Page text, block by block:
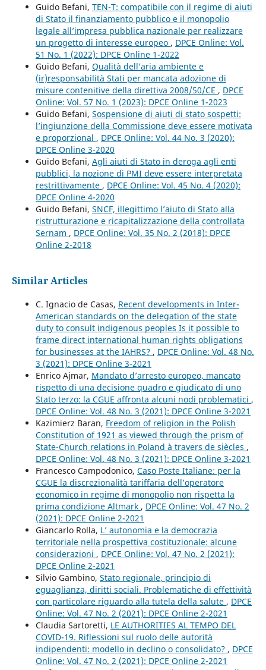
Guido Befani, TEN-T: compatibile con il regime di aiuti
di Stato il finanziamento pubblico e il monopolio
legale all’impresa pubblica nazionale per realizzare
un progetto di interesse europeo , DPCE Online: Vol.
51 No. 1 (2022): DPCE Online 1-2022
Guido Befani, Qualità dell’aria ambiente e
(ir)responsabilità Stati per mancata adozione di
misure contenitive della direttiva 2008/50/CE , DPCE
Online: Vol. 57 No. 1 (2023): DPCE Online 1-2023
Guido Befani, Sospensione di aiuti di stato sospetti:
l’ingiunzione della Commissione deve essere motivata
e proporzional , DPCE Online: Vol. 44 No. 3 (2020):
DPCE Online 3-2020
Guido Befani, Agli aiuti di Stato in deroga agli enti
pubblici, la nozione di PMI deve essere interpretata
restrittivamente , DPCE Online: Vol. 45 No. 4 (2020):
DPCE Online 4-2020
Guido Befani, SNCF, illegittimo l’aiuto di Stato alla
ristrutturazione e ricapitalizzazione della controllata
Sernam , DPCE Online: Vol. 35 No. 2 (2018): DPCE
Online 2-2018
Similar Articles
C. Ignacio de Casas, Recent developments in Inter-
American standards on the delegation of the state
duty to consult indigenous peoples Is it possible to
frame direct international human rights obligations
for businesses at the IAHRS? , DPCE Online: Vol. 48 No.
3 (2021): DPCE Online 3-2021
Enrico Ajmar, Mandato d’arresto europeo, mancato
rispetto di una decisione quadro e giudicato di uno
Stato terzo: la CGUE affronta alcuni nodi problematici ,
DPCE Online: Vol. 48 No. 3 (2021): DPCE Online 3-2021
Kazimierz Baran, Freedom of religion in the Polish
Constitution of 1921 as viewed through the prism of
State-Church relations in Poland à travers de siècles ,
DPCE Online: Vol. 48 No. 3 (2021): DPCE Online 3-2021
Francesco Campodonico, Caso Poste Italiane: per la
CGUE la discrezionalità tariffaria dell’operatore
economico in regime di monopolio non rispetta la
prima condizione Altmark , DPCE Online: Vol. 47 No. 2
(2021): DPCE Online 2-2021
Giancarlo Rolla, L’ autonomia e la democrazia
territoriale nella prospettiva costituzionale: alcune
considerazioni , DPCE Online: Vol. 47 No. 2 (2021):
DPCE Online 2-2021
Silvio Gambino, Stato regionale, principio di
eguaglianza, diritti sociali. Problematiche di effettività
con particolare riguardo alla tutela della salute , DPCE
Online: Vol. 47 No. 2 (2021): DPCE Online 2-2021
Claudia Sartoretti, LE AUTHORITIES AL TEMPO DEL
COVID-19. Riflessioni sul ruolo delle autorità
indipendenti: modello in declino o consolidato? , DPCE
Online: Vol. 47 No. 2 (2021): DPCE Online 2-2021